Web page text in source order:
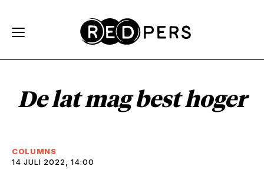
De lat mag best hoger
COLUMNS
14 JULI 2022, 14:00